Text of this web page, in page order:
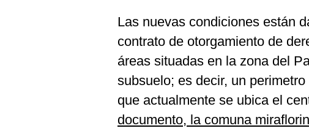
Las nuevas condiciones están
contrato de otorgamiento de
áreas situadas en la zona del
subsuelo; es decir, un
que actualmente se ubica el
documento, la comuna